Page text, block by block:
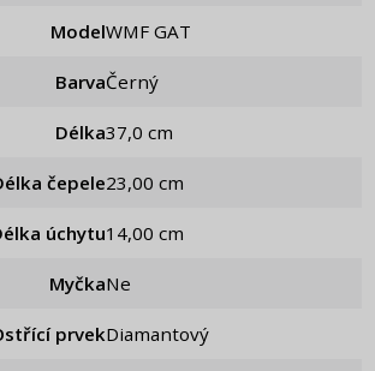
Model WMF GAT
Barva Černý
Délka 37,0 cm
čepele 23,00 cm
úchytu 14,00 cm
Myčka Ne
prvek Diamantový